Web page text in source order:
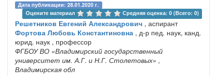
Дата публикации: 28.01.2020 г.
Оцените материал
Средняя оценка: 0 (Всего: 0)
Решетников Евгений Александрович , аспирант
Фортова Любовь Константиновна , д-р пед. наук, канд.
юрид. наук , профессор
ФГБОУ ВО «Владимирский государственный
университет им. А.Г. и Н.Г. Столетовых» ,
Владимирская обл